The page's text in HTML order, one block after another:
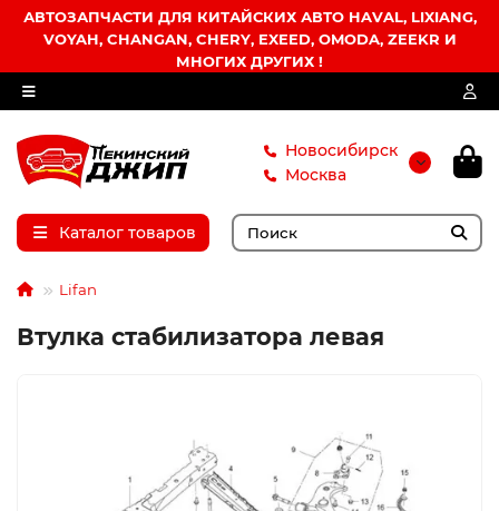
АВТОЗАПЧАСТИ ДЛЯ КИТАЙСКИХ АВТО HAVAL, LIXIANG,
VOYAH, CHANGAN, CHERY, EXEED, OMODA, ZEEKR И
МНОГИХ ДРУГИХ !
Новосибирск
Москва
Каталог товаров
Lifan
Втулка стабилизатора левая